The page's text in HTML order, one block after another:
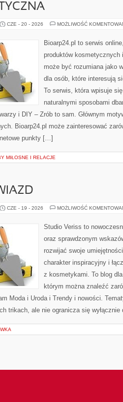
CZE - 20 - 2026 MOŻLIWOŚĆ
Bioarp24.pl to serwis
produktów kosmetycznych
może być rozumiana jako
dla osób, które interesują
To serwis, która wpisuje
naturalnymi sposobami
i DIY – Zrób to sam. Głównym
Bioarp24.pl może zainteresować
punkty […]
MIŁOSNE I RELACJE
CZE - 19 - 2026 MOŻLIWOŚĆ
Studio Veriss to
oraz sprawdzonym
rozwijać swoje
charakter inspiracyjny i
z kosmetykami. To blog
którym można znaleźć
Moda i Uroda i Trendy i nowości.
trikach, ale nie ogranicza się